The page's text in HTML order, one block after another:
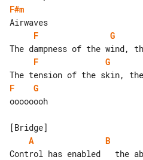
F#m
F
G
F
G
F
G
oooooooh
A
B
Control has enabled   the